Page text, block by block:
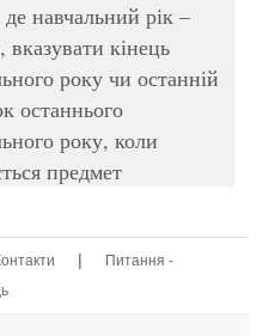
навчальний рік –
вказувати кінець
року чи останній
останнього
року, коли
предмет
|
Питання -